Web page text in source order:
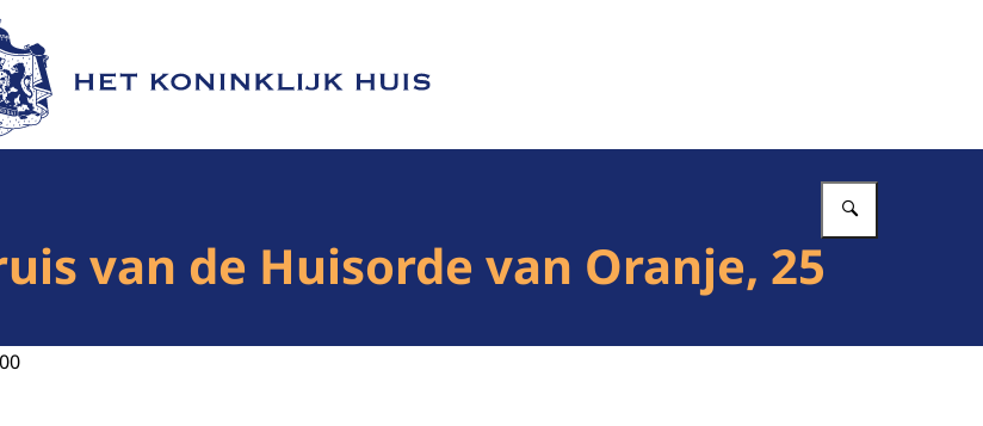
homepage van Het Koninklijk Huis
van de Huisorde van Oranje, 25